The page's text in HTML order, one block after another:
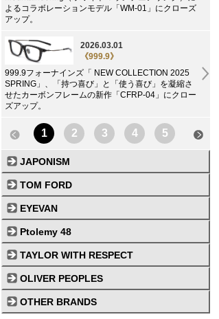
よるコラボレーションモデル「WM-01」にクローズ
アップ。
2026.03.01
《999.9》
999.9フォーナインズ「 NEW COLLECTION 2025
SPRING」、「持つ喜び」と「使う喜び」を凝縮さ
せたカーボンフレームの新作「CFRP-04」にクロー
ズアップ。
1 2 3 4 5
JAPONISM
TOM FORD
EYEVAN
Ptolemy 48
TAYLOR WITH RESPECT
OLIVER PEOPLES
OTHER BRANDS